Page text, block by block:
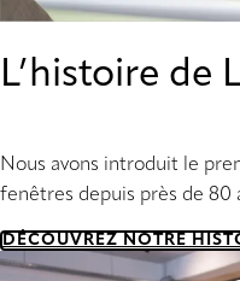
L’histoire de
Nous avons introduit le
fenêtres depuis près de 80
DÉCOUVREZ NOTRE